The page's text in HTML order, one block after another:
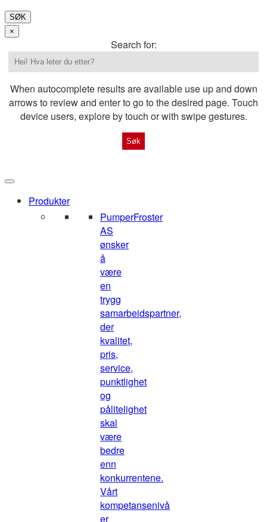
SØK
×
Search for:
When autocomplete results are available use up and down
arrows to review and enter to go to the desired page. Touch
device users, explore by touch or with swipe gestures.
Produkter
PumperFroster
AS
ønsker
å
være
en
trygg
samarbeidspartner,
der
kvalitet,
pris,
service,
punktlighet
og
pålitelighet
skal
være
bedre
enn
konkurrentene.
Vårt
kompetansenivå
er